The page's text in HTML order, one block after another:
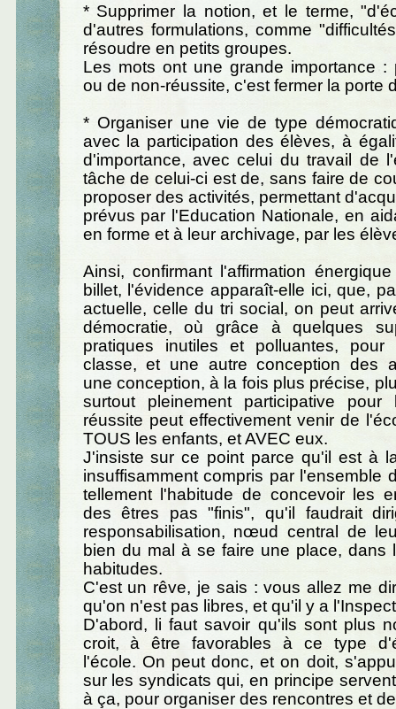
* Supprimer la notion, et le terme,
d'autres formulations, comme
résoudre en petits groupes.
Les mots ont une grande importance :
ou de non-réussite, c'est fermer la porte
* Organiser une vie de type
avec la participation des élèves, à
d'importance, avec celui du travail de
tâche de celui-ci est de, sans faire de
proposer des activités, permettant
prévus par l'Education Nationale, en
en forme et à leur archivage, par les
Ainsi, confirmant l'affirmation
billet, l'évidence apparaît-elle ici, que,
actuelle, celle du tri social, on peut
démocratie, où grâce à quelques
pratiques inutiles et polluantes, pour
classe, et une autre conception des
une conception, à la fois plus précise,
surtout pleinement participative
réussite peut effectivement venir de
TOUS les enfants, et AVEC eux.
J'insiste sur ce point parce qu'il est à
insuffisamment compris par l'ensemble
tellement l'habitude de concevoir les
des êtres pas "finis", qu'il faudrait
responsabilisation, nœud central de
bien du mal à se faire une place, dans
habitudes.
C'est un rêve, je sais : vous allez me
qu'on n'est pas libres, et qu'il y a
D'abord, li faut savoir qu'ils sont plus
croit, à être favorables à ce type
l'école. On peut donc, et on doit,
sur les syndicats qui, en principe
à ça, pour organiser des rencontres et